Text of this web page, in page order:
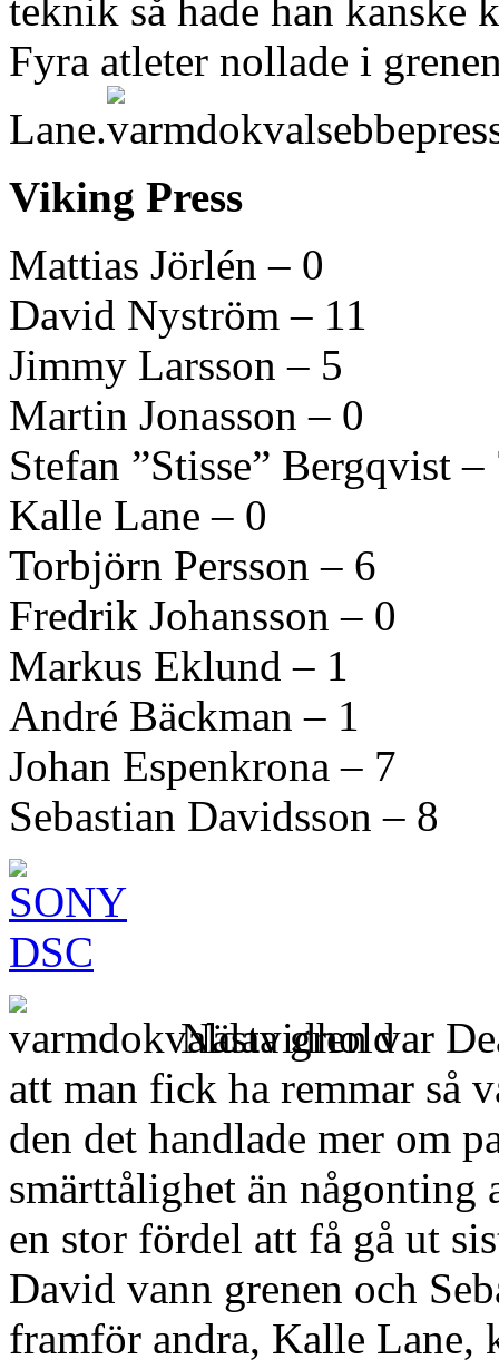
teknik så hade han kanske
Fyra atleter nollade i
Lane.
Viking Press
Mattias Jörlén – 0
David Nyström – 11
Jimmy Larsson – 5
Martin Jonasson – 0
Stefan ”Stisse” Bergqvist –
Kalle Lane – 0
Torbjörn Persson – 6
Fredrik Johansson – 0
Markus Eklund – 1
André Bäckman – 1
Johan Espenkrona – 7
Sebastian Davidsson – 8
Nästa gren var
att man fick ha remmar så
den det handlade mer om
smärttålighet än någonting
en stor fördel att få gå ut
David vann grenen och
framför andra, Kalle Lane,